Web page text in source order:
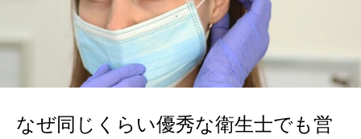
なぜ同じくらい優秀な衛生士でも営